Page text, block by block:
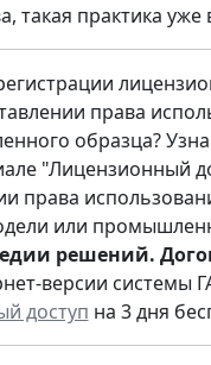
такая практика уже
права
образца?
"Лицензионный
права
или
решений.
версии системы
доступ на 3 дня